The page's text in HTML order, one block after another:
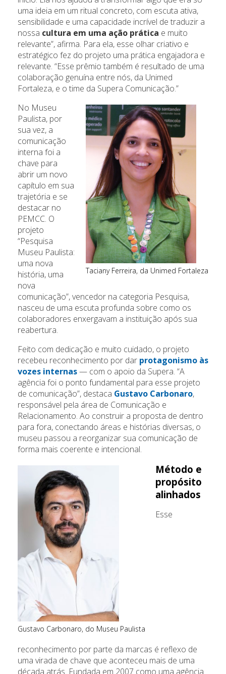
uma ideia em um ritual concreto, com escuta ativa,
sensibilidade e uma capacidade incrível de traduzir a
nossa cultura em uma ação prática e muito
relevante”, afirma. Para ela, esse olhar criativo e
estratégico fez do projeto uma prática engajadora e
relevante. “Esse prêmio também é resultado de uma
colaboração genuína entre nós, da Unimed
Fortaleza, e o time da Supera Comunicação.”
Taciany Ferreira, da Unimed Fortaleza
No Museu
Paulista, por
sua vez, a
comunicação
interna foi a
chave para
abrir um novo
capítulo em sua
trajetória e se
destacar no
PEMCC. O
projeto
“Pesquisa
Museu Paulista:
uma nova
história, uma
nova
comunicação”, vencedor na categoria Pesquisa,
nasceu de uma escuta profunda sobre como os
colaboradores enxergavam a instituição após sua
reabertura.
Feito com dedicação e muito cuidado, o projeto
recebeu reconhecimento por dar protagonismo às
vozes internas— com o apoio da Supera. “A
agência foi o ponto fundamental para esse projeto
de comunicação”, destaca Gustavo Carbonaro,
responsável pela área de Comunicação e
Relacionamento. Ao construir a proposta de dentro
para fora, conectando áreas e histórias diversas, o
museu passou a reorganizar sua comunicação de
forma mais coerente e intencional.
Gustavo Carbonaro, do Museu Paulista
Método e
propósito
alinhados
Esse
reconhecimento por parte da marcas é reflexo de
uma virada de chave que aconteceu mais de uma
década atrás. Fundada em 2007 como uma agência